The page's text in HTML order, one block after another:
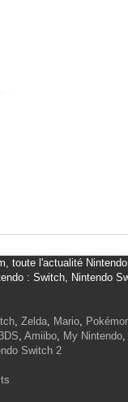
toute l'actualité
: Switch, Nintendo
, Zelda, Mario,
, Amiibo, My Nintendo,
Switch 2